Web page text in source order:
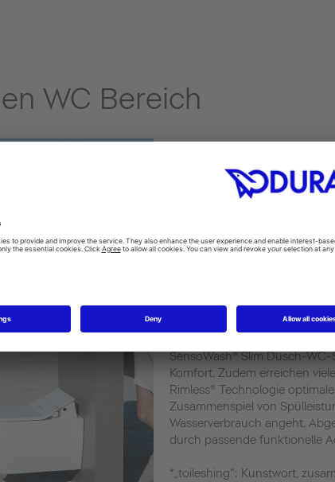
WC Bereich
Der Gang zur Toilette einer
Tages. Umso wichtiger, vor
Komfort und Hygiene zu
mehrere Optionen, sauber
Keramikglasuren wie
höchsten Hygienestandard.
SensoWash® Slim Dusch-
Komfort. Zudem erreichen
Rimless® Technologie
Zusammenspiel von
Wasserverbrauch angeht.
durch passende funktionelle
*„toileshing“: Kunstwort,